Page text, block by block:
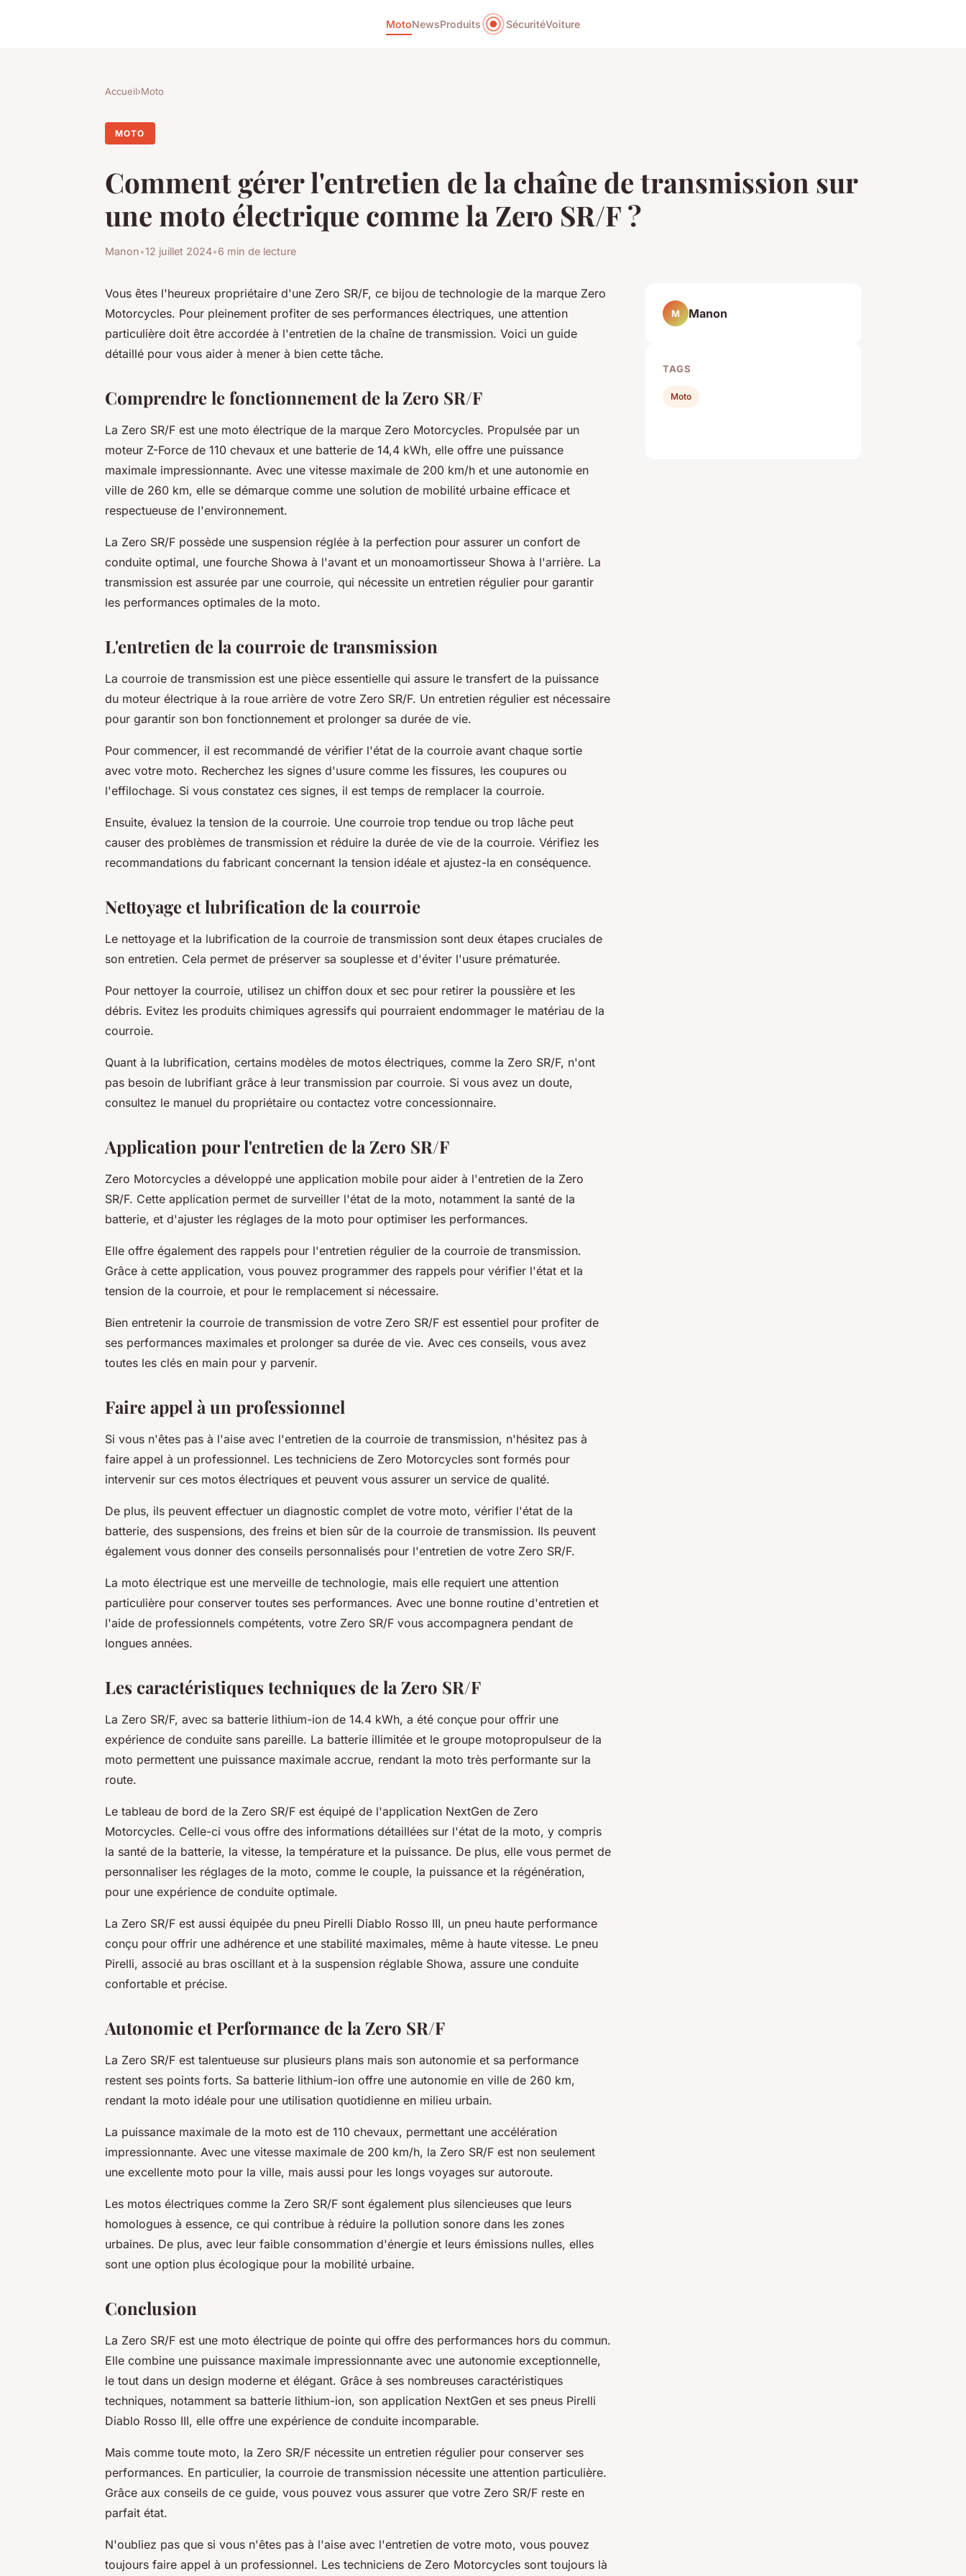
MotoNewsProduits SécuritéVoiture
Accueil›Moto
MOTO
Comment gérer l'entretien de la chaîne de transmission sur
une moto électrique comme la Zero SR/F ?
Manon•12 juillet 2024•6 min de lecture
Vous êtes l'heureux propriétaire d'une Zero SR/F, ce bijou de technologie de la marque Zero
Motorcycles. Pour pleinement profiter de ses performances électriques, une attention
particulière doit être accordée à l'entretien de la chaîne de transmission. Voici un guide
détaillé pour vous aider à mener à bien cette tâche.
Comprendre le fonctionnement de la Zero SR/F
La Zero SR/F est une moto électrique de la marque Zero Motorcycles. Propulsée par un
moteur Z-Force de 110 chevaux et une batterie de 14,4 kWh, elle offre une puissance
maximale impressionnante. Avec une vitesse maximale de 200 km/h et une autonomie en
ville de 260 km, elle se démarque comme une solution de mobilité urbaine efficace et
respectueuse de l'environnement.
La Zero SR/F possède une suspension réglée à la perfection pour assurer un confort de
conduite optimal, une fourche Showa à l'avant et un monoamortisseur Showa à l'arrière. La
transmission est assurée par une courroie, qui nécessite un entretien régulier pour garantir
les performances optimales de la moto.
L'entretien de la courroie de transmission
La courroie de transmission est une pièce essentielle qui assure le transfert de la puissance
du moteur électrique à la roue arrière de votre Zero SR/F. Un entretien régulier est nécessaire
pour garantir son bon fonctionnement et prolonger sa durée de vie.
Pour commencer, il est recommandé de vérifier l'état de la courroie avant chaque sortie
avec votre moto. Recherchez les signes d'usure comme les fissures, les coupures ou
l'effilochage. Si vous constatez ces signes, il est temps de remplacer la courroie.
Ensuite, évaluez la tension de la courroie. Une courroie trop tendue ou trop lâche peut
causer des problèmes de transmission et réduire la durée de vie de la courroie. Vérifiez les
recommandations du fabricant concernant la tension idéale et ajustez-la en conséquence.
Nettoyage et lubrification de la courroie
Le nettoyage et la lubrification de la courroie de transmission sont deux étapes cruciales de
son entretien. Cela permet de préserver sa souplesse et d'éviter l'usure prématurée.
Pour nettoyer la courroie, utilisez un chiffon doux et sec pour retirer la poussière et les
débris. Evitez les produits chimiques agressifs qui pourraient endommager le matériau de la
courroie.
Quant à la lubrification, certains modèles de motos électriques, comme la Zero SR/F, n'ont
pas besoin de lubrifiant grâce à leur transmission par courroie. Si vous avez un doute,
consultez le manuel du propriétaire ou contactez votre concessionnaire.
Application pour l'entretien de la Zero SR/F
Zero Motorcycles a développé une application mobile pour aider à l'entretien de la Zero
SR/F. Cette application permet de surveiller l'état de la moto, notamment la santé de la
batterie, et d'ajuster les réglages de la moto pour optimiser les performances.
Elle offre également des rappels pour l'entretien régulier de la courroie de transmission.
Grâce à cette application, vous pouvez programmer des rappels pour vérifier l'état et la
tension de la courroie, et pour le remplacement si nécessaire.
Bien entretenir la courroie de transmission de votre Zero SR/F est essentiel pour profiter de
ses performances maximales et prolonger sa durée de vie. Avec ces conseils, vous avez
toutes les clés en main pour y parvenir.
Faire appel à un professionnel
Si vous n'êtes pas à l'aise avec l'entretien de la courroie de transmission, n'hésitez pas à
faire appel à un professionnel. Les techniciens de Zero Motorcycles sont formés pour
intervenir sur ces motos électriques et peuvent vous assurer un service de qualité.
De plus, ils peuvent effectuer un diagnostic complet de votre moto, vérifier l'état de la
batterie, des suspensions, des freins et bien sûr de la courroie de transmission. Ils peuvent
également vous donner des conseils personnalisés pour l'entretien de votre Zero SR/F.
La moto électrique est une merveille de technologie, mais elle requiert une attention
particulière pour conserver toutes ses performances. Avec une bonne routine d'entretien et
l'aide de professionnels compétents, votre Zero SR/F vous accompagnera pendant de
longues années.
Les caractéristiques techniques de la Zero SR/F
La Zero SR/F, avec sa batterie lithium-ion de 14.4 kWh, a été conçue pour offrir une
expérience de conduite sans pareille. La batterie illimitée et le groupe motopropulseur de la
moto permettent une puissance maximale accrue, rendant la moto très performante sur la
route.
Le tableau de bord de la Zero SR/F est équipé de l'application NextGen de Zero
Motorcycles. Celle-ci vous offre des informations détaillées sur l'état de la moto, y compris
la santé de la batterie, la vitesse, la température et la puissance. De plus, elle vous permet de
personnaliser les réglages de la moto, comme le couple, la puissance et la régénération,
pour une expérience de conduite optimale.
La Zero SR/F est aussi équipée du pneu Pirelli Diablo Rosso III, un pneu haute performance
conçu pour offrir une adhérence et une stabilité maximales, même à haute vitesse. Le pneu
Pirelli, associé au bras oscillant et à la suspension réglable Showa, assure une conduite
confortable et précise.
Autonomie et Performance de la Zero SR/F
La Zero SR/F est talentueuse sur plusieurs plans mais son autonomie et sa performance
restent ses points forts. Sa batterie lithium-ion offre une autonomie en ville de 260 km,
rendant la moto idéale pour une utilisation quotidienne en milieu urbain.
La puissance maximale de la moto est de 110 chevaux, permettant une accélération
impressionnante. Avec une vitesse maximale de 200 km/h, la Zero SR/F est non seulement
une excellente moto pour la ville, mais aussi pour les longs voyages sur autoroute.
Les motos électriques comme la Zero SR/F sont également plus silencieuses que leurs
homologues à essence, ce qui contribue à réduire la pollution sonore dans les zones
urbaines. De plus, avec leur faible consommation d'énergie et leurs émissions nulles, elles
sont une option plus écologique pour la mobilité urbaine.
Conclusion
La Zero SR/F est une moto électrique de pointe qui offre des performances hors du commun.
Elle combine une puissance maximale impressionnante avec une autonomie exceptionnelle,
le tout dans un design moderne et élégant. Grâce à ses nombreuses caractéristiques
techniques, notamment sa batterie lithium-ion, son application NextGen et ses pneus Pirelli
Diablo Rosso III, elle offre une expérience de conduite incomparable.
Mais comme toute moto, la Zero SR/F nécessite un entretien régulier pour conserver ses
performances. En particulier, la courroie de transmission nécessite une attention particulière.
Grâce aux conseils de ce guide, vous pouvez vous assurer que votre Zero SR/F reste en
parfait état.
N'oubliez pas que si vous n'êtes pas à l'aise avec l'entretien de votre moto, vous pouvez
toujours faire appel à un professionnel. Les techniciens de Zero Motorcycles sont toujours là
M Manon
TAGS
Moto